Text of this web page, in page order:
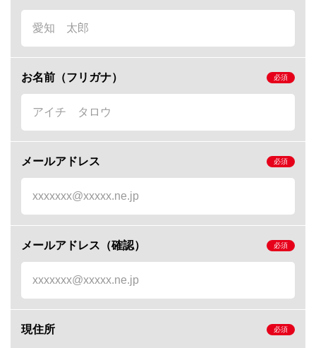
お名前（フリガナ）
メールアドレス
メールアドレス（確認）
現住所